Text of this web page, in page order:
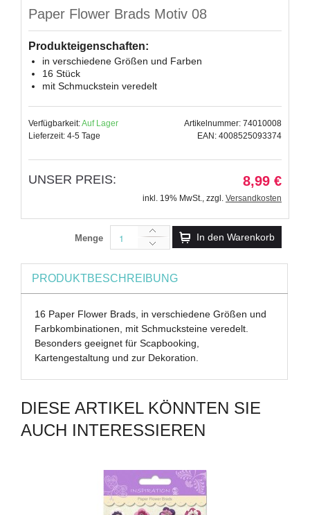
Paper Flower Brads Motiv 08
Produkteigenschaften:
in verschiedene Größen und Farben
16 Stück
mit Schmuckstein veredelt
Verfügbarkeit:Auf Lager
Lieferzeit: 4-5 Tage
Artikelnummer: 74010008
EAN: 4008525093374
UNSER PREIS: 8,99 €
inkl. 19% MwSt., zzgl. Versandkosten
Menge In den Warenkorb
PRODUKTBESCHREIBUNG
16 Paper Flower Brads, in verschiedene Größen und
Farbkombinationen, mit Schmucksteine veredelt.
Besonders geeignet für Scapbooking,
Kartengestaltung und zur Dekoration.
DIESE ARTIKEL KÖNNTEN SIE
AUCH INTERESSIEREN